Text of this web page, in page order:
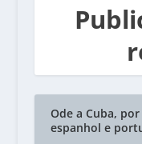
Ode a Cuba,
espanhol e